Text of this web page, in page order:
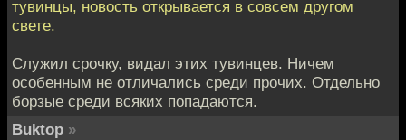
тувинцы, новость открывается в совсем другом
свете.
Служил срочку, видал этих тувинцев. Ничем
особенным не отличались среди прочих. Отдельно
борзые среди всяких попадаются.
Buktop »